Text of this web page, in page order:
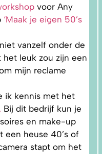
voor Any
‘Maak je eigen 50’s
vanzelf onder de
het leuk zou zijn een
mijn reclame
ik kennis met het
Bij dit bedrijf kun je
en make-up
een heuse 40’s of
stapt om het
1.
WAAROM
PAST
GOED?